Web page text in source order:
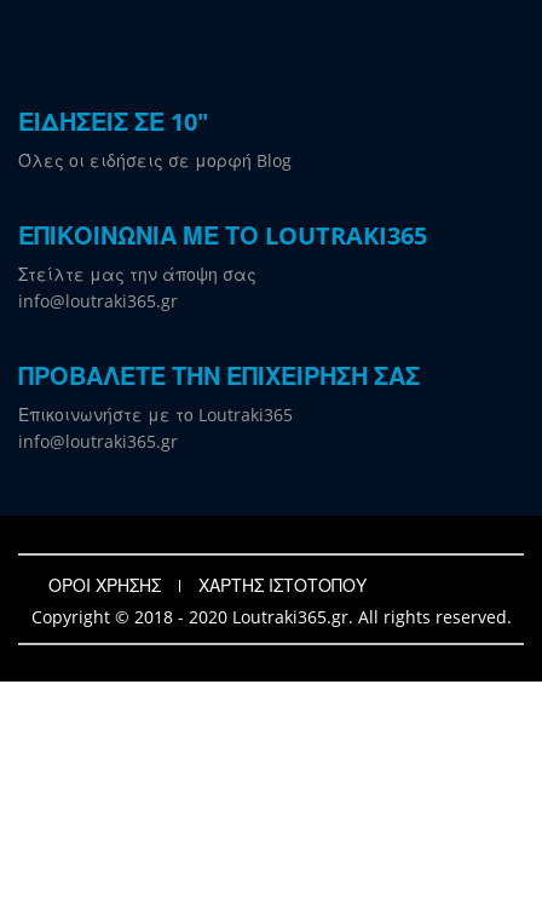
ΕΙΔΗΣΕΙΣ ΣΕ 10"
Όλες οι ειδήσεις σε μορφή Blog
ΕΠΙΚΟΙΝΩΝΙΑ ΜΕ ΤΟ LOUTRAKI365
Στείλτε μας την άποψη σας
info@loutraki365.gr
ΠΡΟΒΑΛΕΤΕ ΤΗΝ ΕΠΙΧΕΙΡΗΣΗ ΣΑΣ
Επικοινωνήστε με το Loutraki365
info@loutraki365.gr
ΟΡΟΙ ΧΡΗΣΗΣ
ΧΑΡΤΗΣ ΙΣΤΟΤΟΠΟΥ
Copyright © 2018 - 2020 Loutraki365.gr. All rights reserved.